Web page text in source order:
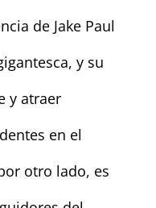
de Jake Paul
y su
y atraer
en el
otro lado, es